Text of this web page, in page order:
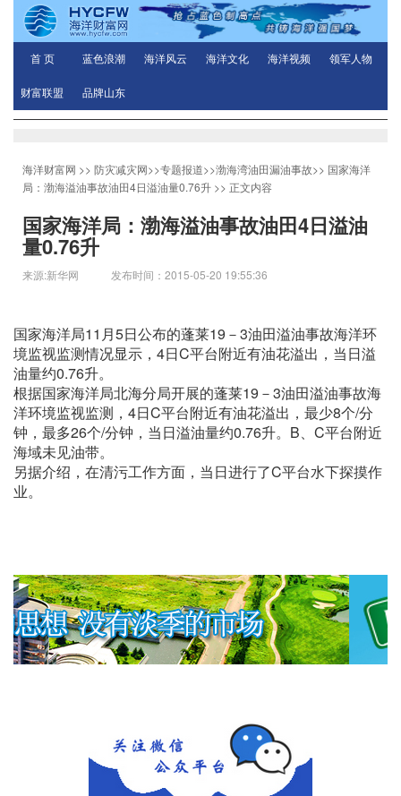
首 页 蓝色浪潮 海洋风云 海洋文化 海洋视频 领军人物
财富联盟 品牌山东
海洋财富网 >> 防灾减灾网>>专题报道>>渤海湾油田漏油事故>> 国家海洋
局：渤海溢油事故油田4日溢油量0.76升 >> 正文内容
国家海洋局：渤海溢油事故油田4日溢油
量0.76升
来源:新华网 发布时间：2015-05-20 19:55:36
国家海洋局11月5日公布的蓬莱19－3油田溢油事故海洋环
境监视监测情况显示，4日C平台附近有油花溢出，当日溢
油量约0.76升。
根据国家海洋局北海分局开展的蓬莱19－3油田溢油事故海
洋环境监视监测，4日C平台附近有油花溢出，最少8个/分
钟，最多26个/分钟，当日溢油量约0.76升。B、C平台附近
海域未见油带。
另据介绍，在清污工作方面，当日进行了C平台水下探摸作
业。